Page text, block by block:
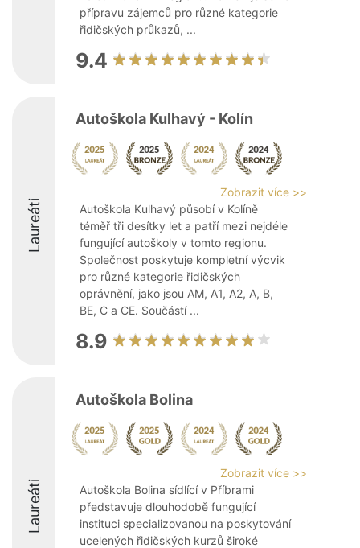
přípravu zájemců pro různé kategorie
řidičských průkazů, ...
9.4
Laureáti
Autoškola Kulhavý - Kolín
Zobrazit více >>
Autoškola Kulhavý působí v Kolíně
téměř tři desítky let a patří mezi nejdéle
fungující autoškoly v tomto regionu.
Společnost poskytuje kompletní výcvik
pro různé kategorie řidičských
oprávnění, jako jsou AM, A1, A2, A, B,
BE, C a CE. Součástí ...
8.9
Laureáti
Autoškola Bolina
Zobrazit více >>
Autoškola Bolina sídlící v Příbrami
představuje dlouhodobě fungující
instituci specializovanou na poskytování
ucelených řidičských kurzů široké